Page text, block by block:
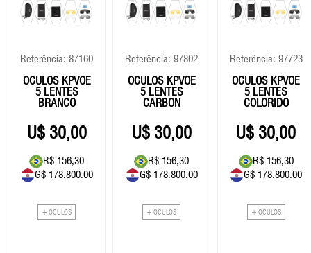
Eixo Central
Freios
Kit Reparos Suspensão
Eixo Central
Freios
Kit Reparos Suspensão
Roldana/Cage
Rotores
OLEO SUSPENSÃO
5WT - 1L
Fita De Guidão
GPS
Vestuário
77340
BOMBA AR
STERLING L
182,35
Referência: 87160
ÓCULOS KPVOE
5 LENTES
BRANCO
30,00
R$ 156,30
G$ 178.800.00
+ ÓCULOS
Referência: 97802
ÓCULOS KPVOE
5 LENTES
CARBON
30,00
R$ 156,30
G$ 178.800.00
+ ÓCULOS
Referência: 97723
ÓCULOS KPVOE
5 LENTES
COLORIDO
30,00
R$ 156,30
G$ 178.800.00
+ ÓCULOS